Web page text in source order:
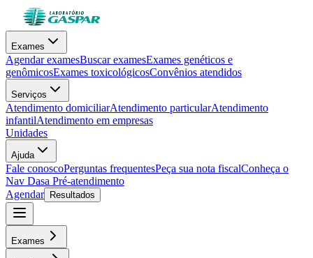
Exames
Agendar examesBuscar examesExames genéticos e
genômicosExames toxicológicosConvênios atendidos
Serviços
Atendimento domiciliarAtendimento particularAtendimento
infantilAtendimento em empresas
Unidades
Ajuda
Fale conoscoPerguntas frequentesPeça sua nota fiscalConheça o
Nav Dasa Pré-atendimento
Agendar
Resultados
Exames